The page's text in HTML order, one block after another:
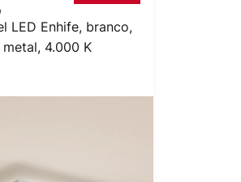
LED Enhife, branco,
4.000 K